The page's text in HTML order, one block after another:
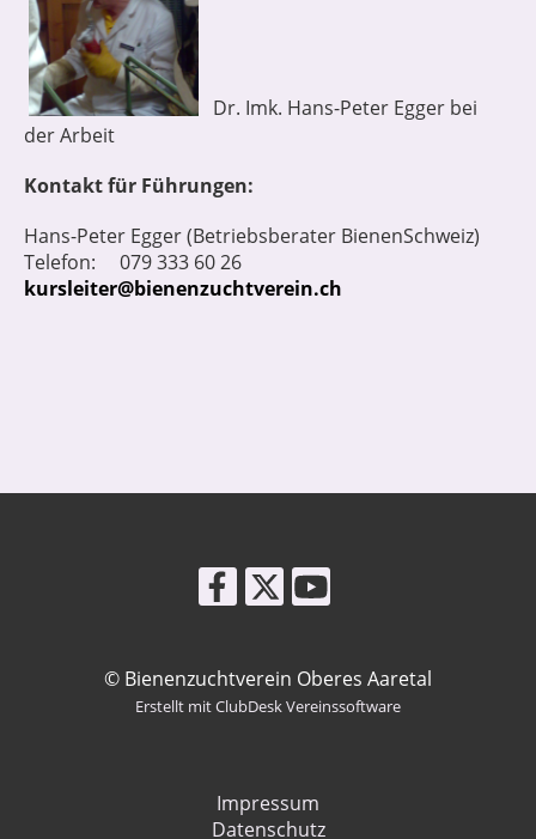
Dr. Imk. Hans-Peter Egger bei
der Arbeit
Kontakt für Führungen:
Hans-Peter Egger (Betriebsberater BienenSchweiz)
Telefon: 079 333 60 26
kursleiter@bienenzuchtverein.ch
© Bienenzuchtverein Oberes Aaretal
Erstellt mit ClubDesk Vereinssoftware
Impressum
Datenschutz